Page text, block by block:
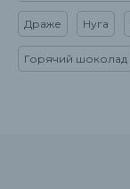
Драже Нуга
Горячий шоколад